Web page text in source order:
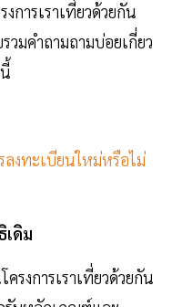
การเราเที่ยวด้วยกัน
มคำถามถามบ่อยเกี่ยว
ลงทะเบียนใหม่หรือไม่
ดิม
รงการเราเที่ยวด้วยกัน